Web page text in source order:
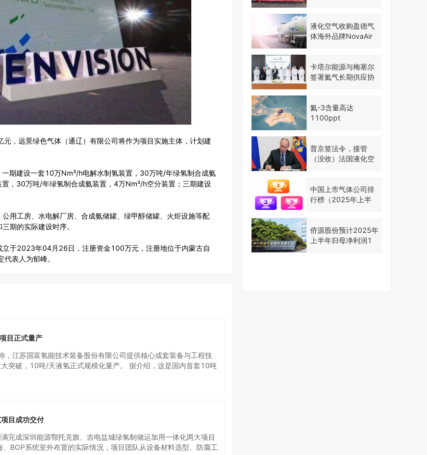
，远景绿色气体（通辽）有限公司将作为项目实施主体，计划建
期建设一套10万Nm³/h电解水制氢装置，30万吨/年绿氢制合成氨
，30万吨/年绿氢制合成氨装置，4万Nm³/h空分装置；三期建设
用工房、水电解厂房、合成氨储罐、绿甲醇储罐、火炬设施等配
期的实际建设时序。
于2023年04月26日，注册资金100万元，注册地位于内蒙古自
表人为郁峰。
目正式量产
，江苏国富氢能技术装备股份有限公司提供核心成套装备与工程技
突破，10吨/天液氢正式规模化量产。 据介绍，这是国内首套10吨
提供了有力支撑。 作为项目核心技术亮点，液氢量产展现出明显的
体产业电子级气体等多元化应用提供可靠保障。 该装备采用国富氢
冷技术，核心部件20K氢液化冷箱与氢膨胀机拥有完全自主知识产
率高、运行稳定等技术特性，充分适配规模化应用场景。 液氢工程
，对标美国液氢产业经验，液氢成本会随着液化规模数量级的提升
目成功交付
完成深圳能源鄂托克旗、吉电盐城绿氢制储运加用一体化两大项目
BOP系统室外布置的实际情况，项目团队从设备材料选型、防腐工
液化空气收购盈德气
体海外品牌NovaAir
卡塔尔能源与梅塞尔
签署氦气长期供应协
氦-3含量高达
1100ppt
普京签法令，接管
（没收）法国液化空
中国上市气体公司排
行榜（2025年上半
侨源股份预计2025年
上半年归母净利润1